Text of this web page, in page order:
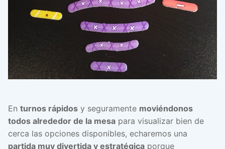
En turnos rápidos y seguramente moviéndonos
todos alrededor de la mesa para visualizar bien de
cerca las opciones disponibles, echaremos una
partida muy divertida y estratégica porque